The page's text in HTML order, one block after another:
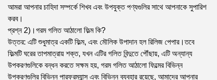
আমরা আপনার চাহিদা সম্পর্কে শিখব এবং উপযুক্ত পণ্যগুলির সাথে আপনাকে সুপারিশ
করব।
প্রশ্ন 2)।গরম গলিত আঠালো ফিল্ম কি?
উত্তর: এটি শুধুমাত্র একটি ফিল্ম, এবং মৌলিক উপাদান হল রিলিজ পেপার।তবে
ফিল্মটি ঘরের তাপমাত্রায় শক্ত, যখন এটির গলিত বিন্দুতে পৌঁছায়, এটি অন্যান্য
উপকরণগুলিকে বন্ধন করতে সক্ষম হয়, গরম গলিত আঠালো ফিল্মের বিভিন্ন
উপকরণগুলির বিভিন্ন পারফরম্যান্স এবং বিভিন্ন ব্যবহার রয়েছে, আমাদের আপনার